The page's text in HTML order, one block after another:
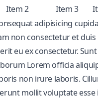
Item 2 Item 3
adipisicing
non consectetur et
eu ex consectetur.
Lorem officia
non irure laboris.
mollit voluptate